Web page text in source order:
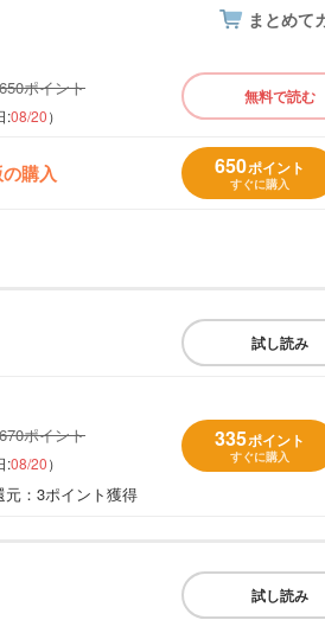
まとめて
ポイント
:08/20）
無料で読む
購入 650ポイント
すぐに購入
試し読み
ポイント
:08/20）
元 ：3ポイント獲得
335ポイント
すぐに購入
試し読み